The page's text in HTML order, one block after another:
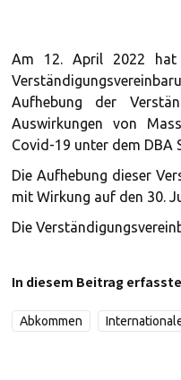
Am 12. April 2022 hat
Aufhebung der
Auswirkungen von
Covid-19 unter dem DBA
Die Aufhebung dieser
mit Wirkung auf den 30.
Die
In diesem Beitrag
Abkommen